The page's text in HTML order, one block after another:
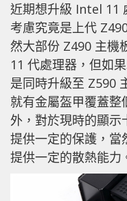
近期想升級 Intel 11
考慮究竟是上代
然大部份 Z490 主機
11 代處理器，但如
是同時升級至 Z590
就有金屬盔甲覆蓋
外，對於現時的顯
提供一定的保護，當
提供一定的散熱能力